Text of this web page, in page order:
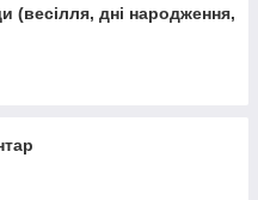
(весілля, дні народження,